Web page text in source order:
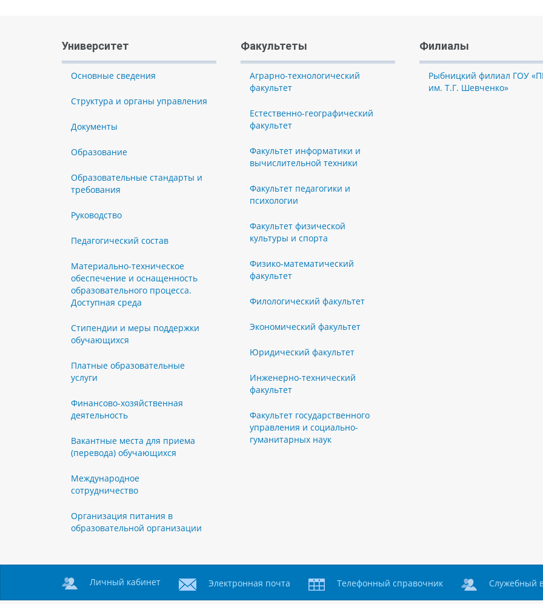
Университет
Основные сведения
Структура и органы управления
Документы
Образование
Образовательные стандарты и
требования
Руководство
Педагогический состав
Материально-техническое
обеспечение и оснащенность
образовательного процесса.
Доступная среда
Стипендии и меры поддержки
обучающихся
Платные образовательные
услуги
Финансово-хозяйственная
деятельность
Вакантные места для приема
(перевода) обучающихся
Международное
сотрудничество
Организация питания в
образовательной организации
Факультеты
Аграрно-технологический
факультет
Естественно-географический
факультет
Факультет информатики и
вычислительной техники
Факультет педагогики и
психологии
Факультет физической
культуры и спорта
Физико-математический
факультет
Филологический факультет
Экономический факультет
Юридический факультет
Инженерно-технический
факультет
Факультет государственного
управления и социально-
гуманитарных наук
Филиалы
Рыбницкий филиал ГОУ
им. Т.Г. Шевченко»
Личный кабинет Электронная почта Телефонный справочник Служебный